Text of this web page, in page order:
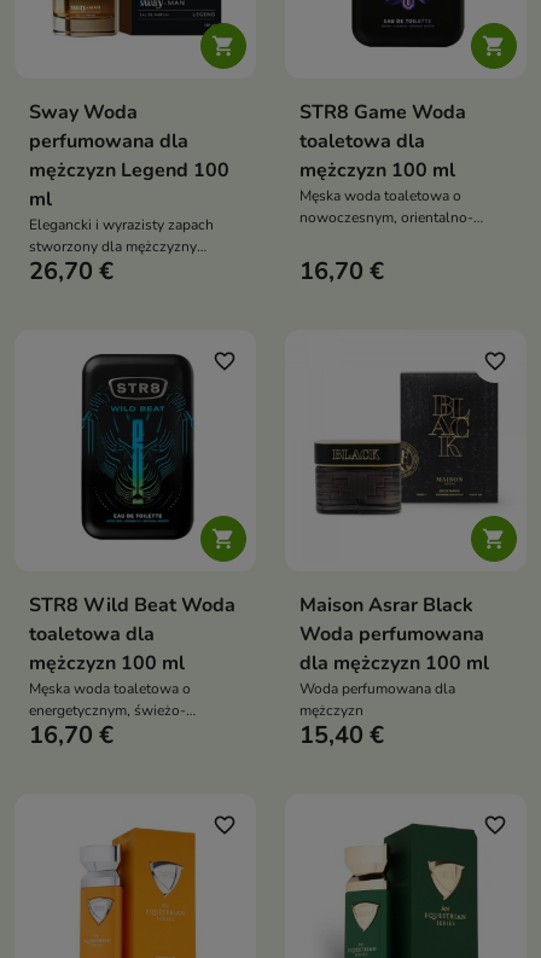

Sway Woda
perfumowana dla
mężczyzn Legend 100
ml
Elegancki i wyrazisty zapach
stworzony dla mężczyzny
pewnego siebie, który ceni
26,70 €

STR8 Game Woda
toaletowa dla
mężczyzn 100 ml
Męska woda toaletowa o
nowoczesnym, orientalno-
świeże owocowe akcenty z
ciepłą wanilią, praliną i
16,70 €

favorite_border
STR8 Wild Beat Woda
toaletowa dla
mężczyzn 100 ml
Męska woda toaletowa o
energetycznym, świeżo-
drzewnym charakterze,
16,70 €

favorite_border
Maison Asrar Black
Woda perfumowana
dla mężczyzn 100 ml
Woda perfumowana dla
mężczyzn
15,40 €
favorite_border favorite_border